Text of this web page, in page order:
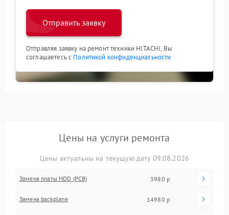
Отправить заявку
Отправляя заявку на ремонт техники HITACHI, Вы
соглашаетесь с Политикой конфиденциальности
Цены на услуги ремонта
Цены актуальны на текущую дату 09.08.2026
Замена платы HDD (PCB) 3980 р
Замена backplane 14980 р